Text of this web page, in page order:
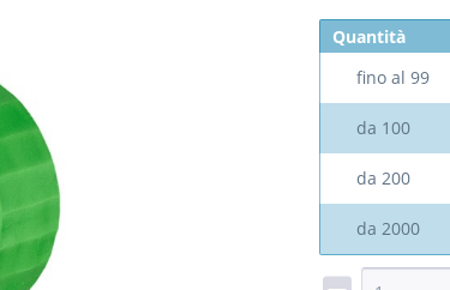
Quantità
fino al 99
da 100
da 200
da 2000